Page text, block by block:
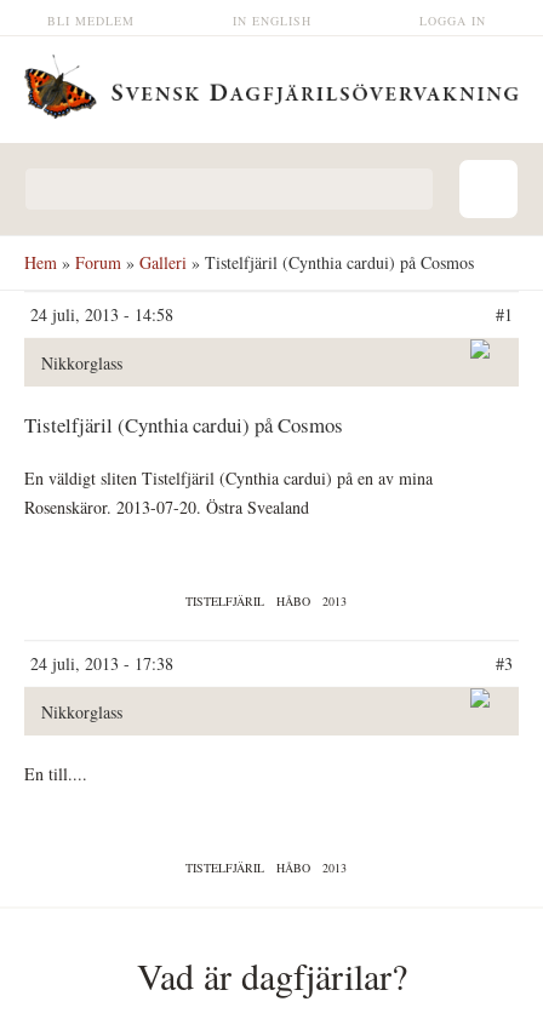
Hoppa till huvudinnehåll LOGGA IN
IN ENGLISH
BLI MEDLEM
Hem » Forum » Galleri » Tistelfjäril (Cynthia cardui) på Cosmos
24 juli, 2013 - 14:58 #1
Nikkorglass
Tistelfjäril (Cynthia cardui) på Cosmos
En väldigt sliten Tistelfjäril (Cynthia cardui) på en av mina
Rosenskäror. 2013-07-20. Östra Svealand
TISTELFJÄRIL HÅBO 2013
24 juli, 2013 - 17:38 #3
Nikkorglass
En till....
TISTELFJÄRIL HÅBO 2013
Vad är dagfjärilar?